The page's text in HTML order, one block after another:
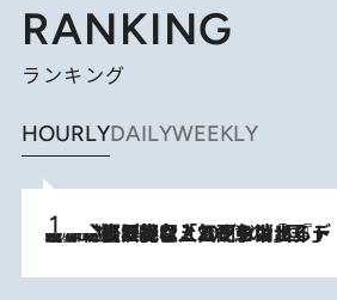
RANKING
ランキング
HOURLYDAILYWEEKLY
2026.8.5
【なぜ吉沢亮は「気配を消せる」のか？】興行収入208億の『国宝』を経て挑むミュージカル『ディア・エヴァン・ハンセン』。トップ俳優が舞台上でさらけ出した“孤独”とは